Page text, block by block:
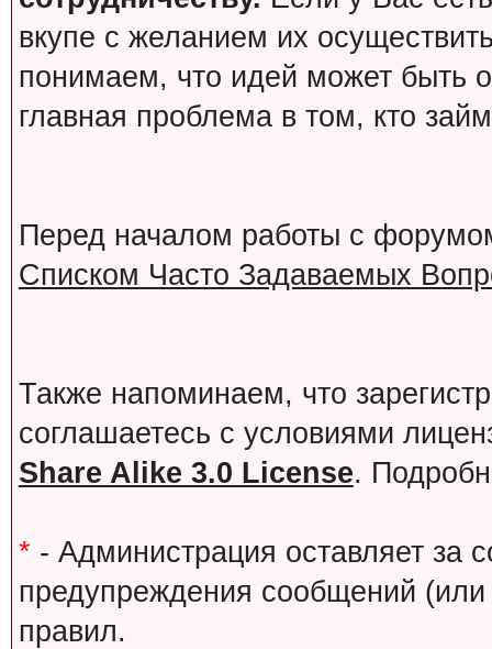
вкупе с желанием их
понимаем, что идей может быть
главная проблема в том, кто
Перед началом работы с
Списком Часто Задаваемых
Также напоминаем, что
соглашаетесь с условиями
Share Alike 3.0 License.
* - Администрация оставляет за
предупреждения сообщений
правил.